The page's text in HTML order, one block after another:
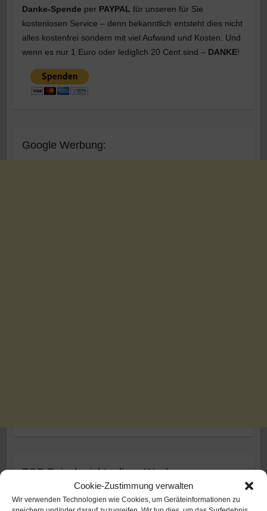
Cookie-Zustimmung verwalten
Wir verwenden Technologien wie Cookies, um Geräteinformationen zu
Danke-Spende per PAYPAL für unseren für Sie
kostenlosen Service – denn bekanntlich entsteht dies nicht
alles kostenfrei sondern mit viel Aufwand und Kosten. Und
wenn es nur 1 Euro oder lediglich 20 Cent sind – DANKE!
Google Werbung:
TOP Reiseberichte diese Woche:
Datenschutz (DVE) (144 Aufrufe)